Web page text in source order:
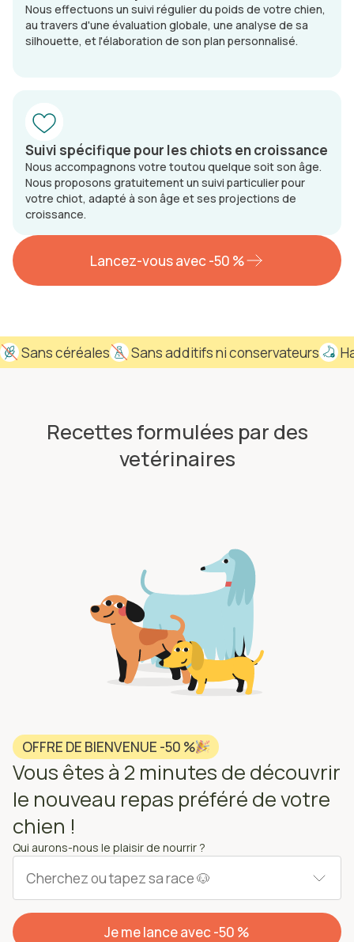
Nous effectuons un suivi régulier du poids de votre chien,
au travers d'une évaluation globale, une analyse de sa
silhouette, et l'élaboration de son plan personnalisé.
Suivi spécifique pour les chiots en croissance
Nous accompagnons votre toutou quelque soit son âge.
Nous proposons gratuitement un suivi particulier pour
votre chiot, adapté à son âge et ses projections de
croissance.
Lancez-vous avec -50 %
Sans céréales Sans additifs ni conservateurs
Recettes formulées par des
vetérinaires
OFFRE DE BIENVENUE -50 %
Vous êtes à 2 minutes de découvrir
le nouveau repas préféré de votre
chien !
Qui aurons-nous le plaisir de nourrir ?
Je me lance avec -50 %